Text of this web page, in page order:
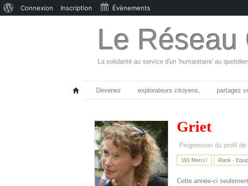
Le Réseau
La solidarité au service d'un 'humanitaire' au
Devenez explorateurs citoyens, partagez
Griet
Progression du profil de
191 Merci ! Rank -
Cette année-ci
Connexion Inscription
Évènements